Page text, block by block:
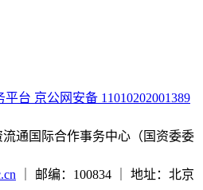
京公网安备 11010202001389
流通国际合作事务中心（国资委委
邮编：100834
地址：北京